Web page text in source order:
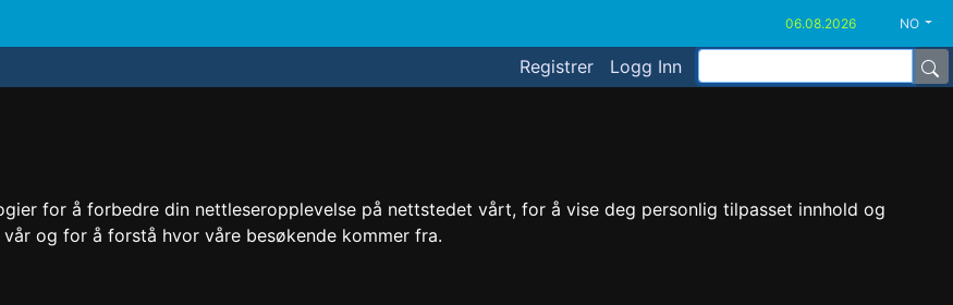
for å forbedre din nettleseropplevelse på nettstedet vårt, for å vise deg personlig tilpasset innhold og
og for å forstå hvor våre besøkende kommer fra.
NO
Registrer Logg Inn